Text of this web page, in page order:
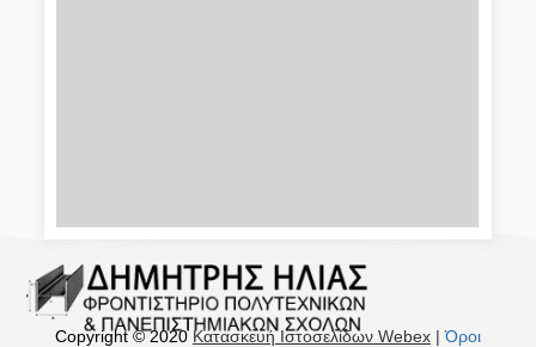
Copyright © 2020 Κατασκευή Ιστοσελίδων Webex |Όροι